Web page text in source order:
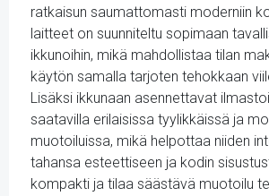
ratkaisun saumattomasti moderniin
laitteet on suunniteltu sopimaan
ikkunoihin, mikä mahdollistaa tilan
käytön samalla tarjoten tehokkaan
Lisäksi ikkunaan asennettavat
saatavilla erilaisissa tyylikkäissä ja
muotoiluissa, mikä helpottaa niiden
tahansa esteettiseen ja kodin
kompakti ja tilaa säästävä muotoilu